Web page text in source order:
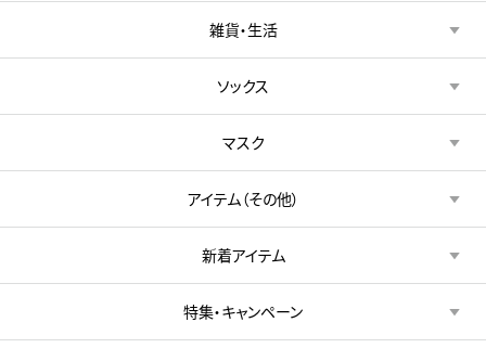
雑貨・生活
ソックス
マスク
アイテム（その他）
新着アイテム
特集・キャンペーン